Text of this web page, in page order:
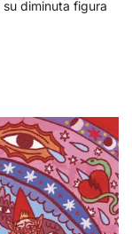
diminuta figura